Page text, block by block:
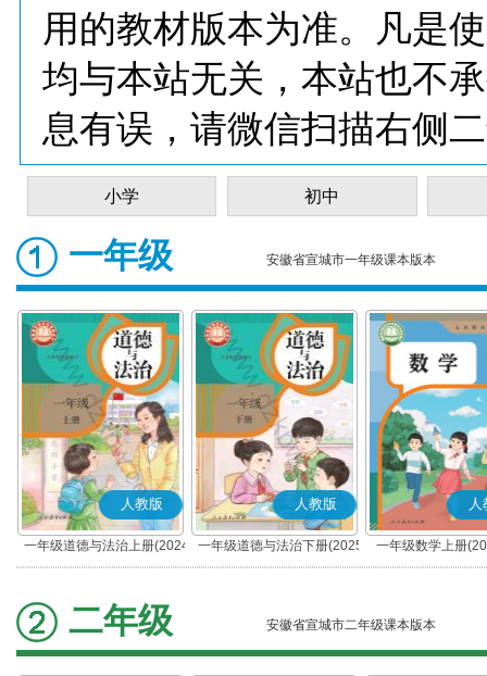
用的教材版本为准。凡是
均与本站无关，本站也不
息有误，请微信扫描右侧
小学 初中
一年级 安徽省宣城市一年级课本版本
人教版
一年级道德与法治上册(2024
秋版)(部编版)
人教版
一年级道德与法治下册(2025
春版)(部编版)
人
一年级数学上册
二年级 安徽省宣城市二年级课本版本